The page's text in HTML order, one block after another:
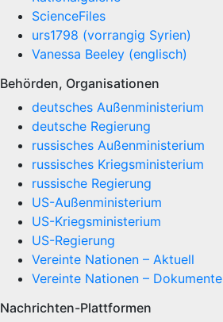
ScienceFiles
urs1798 (vorrangig Syrien)
Vanessa Beeley (englisch)
Behörden, Organisationen
deutsches Außenministerium
deutsche Regierung
russisches Außenministerium
russisches Kriegsministerium
russische Regierung
US-Außenministerium
US-Kriegsministerium
US-Regierung
Vereinte Nationen – Aktuell
Vereinte Nationen – Dokumente
Nachrichten-Plattformen